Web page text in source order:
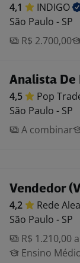
4,1
INDIGO
São Paulo - SP
R$ 2.700,00
Analista De
4,5 Pop
São Paulo - SP
A combinar
Vendedor
4,2 Rede Alea
São Paulo - SP
R$ 1.210,00
Ensino